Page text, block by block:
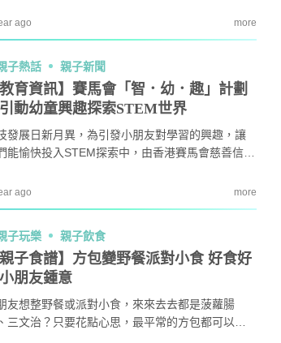
考。
ago more
子熱話 親子新聞
教育資訊】賽馬會「智．幼．趣」計劃
動幼童興趣探索STEM世界
發展日新月異，為引發小朋友對學習的興趣，讓
能愉快投入STEM探索中，由香港賽馬會慈善信託
幼兒教育項目賽馬會「智．幼．趣」計劃，於202
起已分階段於20所學校進行，提供合適的幼兒STE
培訓和幼兒STEM資源，讓小朋友從遊戲中學習，
探索科技新領域...
ago more
子玩樂 親子飲食
親子食譜】方包變野餐派對小食 好食好
朋友鍾意
友想整野餐或派對小食，來來去去都是菠蘿腸
三文治？只要花點心思，最平常的方包都可以變
除霉
新？
極都
寶
4
車龍」！網民：細到唔識行？
5
11.1起未滿8歲及身高1.35米以
座椅